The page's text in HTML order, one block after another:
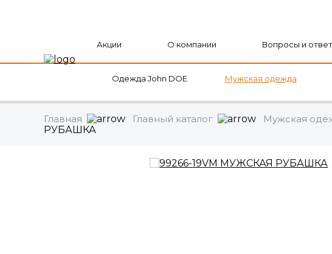
Акции О компании Вопросы и
Одежда John DOE Мужская одежда
Главная Главный каталог Мужская
РУБАШКА